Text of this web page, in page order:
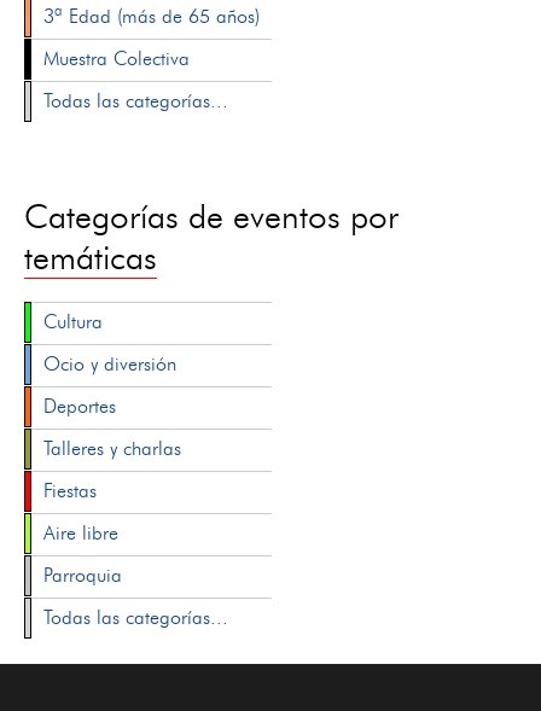
3ª Edad (más de 65 años)
Muestra Colectiva
Todas las categorías...
Categorías de eventos por
temáticas
Cultura
Ocio y diversión
Deportes
Talleres y charlas
Fiestas
Aire libre
Parroquia
Todas las categorías...